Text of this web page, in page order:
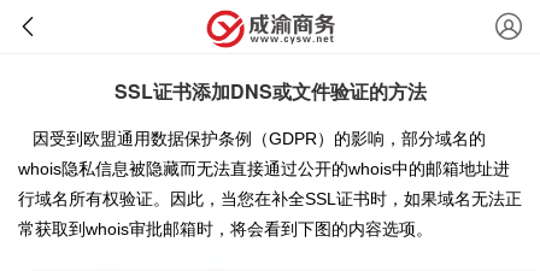
SSL证书添加DNS或文件验证的方法
因受到欧盟通用数据保护条例（GDPR）的影响，部分域名的
whois隐私信息被隐藏而无法直接通过公开的whois中的邮箱地址进
行域名所有权验证。因此，当您在补全SSL证书时，如果域名无法正
常获取到whois审批邮箱时，将会看到下图的内容选项。